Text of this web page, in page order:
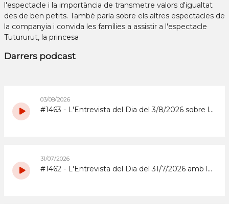
l'espectacle i la importància de transmetre valors d'igualtat
des de ben petits. També parla sobre els altres espectacles de
la companyia i convida les famílies a assistir a l'espectacle
Tutururut, la princesa
Darrers podcast
03/08/2026
#1463 - L'Entrevista del Dia del 3/8/2026 sobre la Copa d'Espanya de Superenduro a Abrera
31/07/2026
#1462 - L'Entrevista del Dia del 31/7/2026 amb la coordinadora i els participants del grup de grans del Casal d'Estiu Municipal de 2026